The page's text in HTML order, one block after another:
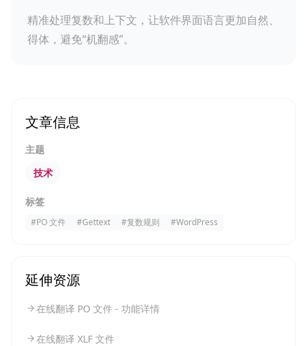
精准处理复数和上下文，让软件界面语言更加自然、
得体，避免“机翻感”。
文章信息
主题
技术
标签
#PO 文件 #Gettext #复数规则 #WordPress
延伸资源
在线翻译 PO 文件 - 功能详情
在线翻译 XLF 文件